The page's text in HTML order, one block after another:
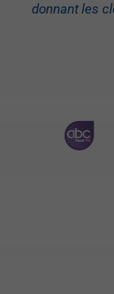
donnant les